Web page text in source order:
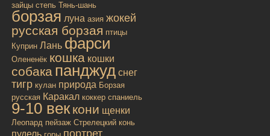
зайцы степь Тянь-шань
борзая луна азия жокей
русская борзая птицы
Куприн Лань фарси
Олененёк кошка кошки
собака панджуд снег
тигр кулан природа Борзая
русская Каракал коккер спаниель
9-10 век кони щенки
Леопард пейзаж Стрелецкий конь